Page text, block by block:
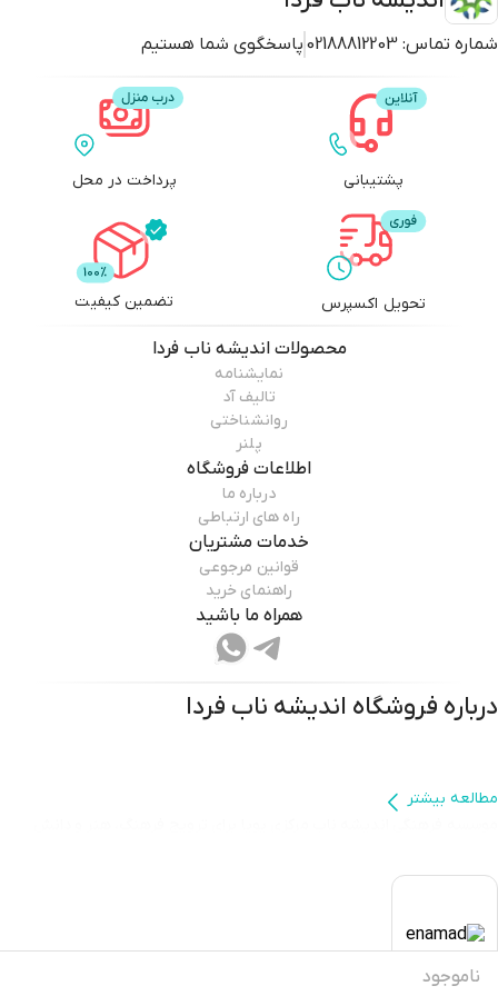
ناموجود
شماره تماس: 02188812203 پاسخگوی شما هستیم
پشتیبانی پرداخت در محل
تحویل اکسپرس تضمین کیفیت
محصولاتاندیشه ناب فردا
نمایشنامه
تالیف آد
روانشناختی
پلنر
اطلاعات فروشگاه
درباره ما
راه های ارتباطی
خدمات مشتریان
قوانین مرجوعی
راهنمای خرید
همراه ما باشید
درباره فروشگاه اندیشه ناب فردا
پرمخاطب روز دنیا، و اجرای طرح‌هایی نو، به دنبال پرورش خلاقیت و حمایت از
در موسسه فرهنگی اندیشه ناب، تیمی متعهد با همکاری هنرمندان،
مطالعه بیشتر